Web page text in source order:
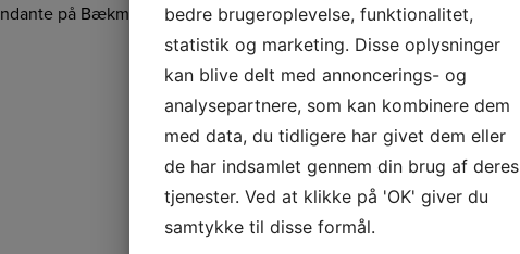
på Bækmarksbro Plejecenter kl. 10.00 – 10.30.
bedre brugeroplevelse, funktionalitet,
statistik og marketing. Disse oplysninger
kan blive delt med annoncerings- og
analysepartnere, som kan kombinere dem
med data, du tidligere har givet dem eller
de har indsamlet gennem din brug af deres
tjenester. Ved at klikke på 'OK' giver du
samtykke til disse formål.